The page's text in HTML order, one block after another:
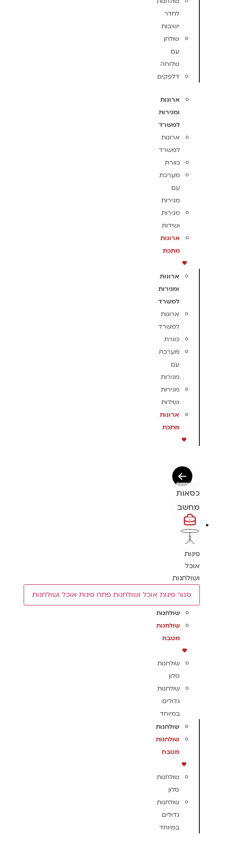
לחדר
ישיבות
שולחן
עם
שלוחה
דלפקים
ארונות
ומגירות
למשרד
ארונות
למשרד
כוורת
מערכת
עם
מגירות
מגירות
ושידות
ארונות
מתכת
ארונות
ומגירות
למשרד
ארונות
למשרד
כוורת
מערכת
עם
מגירות
מגירות
ושידות
ארונות
מתכת
כסאות
מחשב
פינות
אוכל
ושולחנות
סגור פינות אוכל ושולחנות פתח פינות אוכל ושולחנות
שולחנות
שולחנות
מטבח
שולחנות
סלון
שולחנות
גדולים
במיוחד
שולחנות
שולחנות
מטבח
שולחנות
סלון
שולחנות
גדולים
במיוחד